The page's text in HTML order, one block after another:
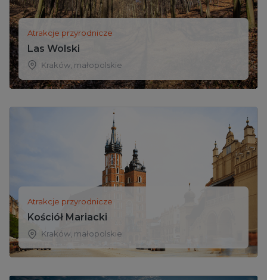
Atrakcje przyrodnicze
Las Wolski
Kraków małopolskie
Atrakcje przyrodnicze
Kościół Mariacki
Kraków małopolskie